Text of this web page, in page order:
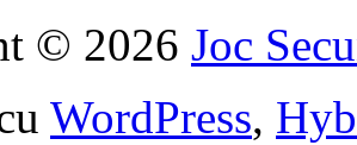
© 2026 Joc
WordPress,